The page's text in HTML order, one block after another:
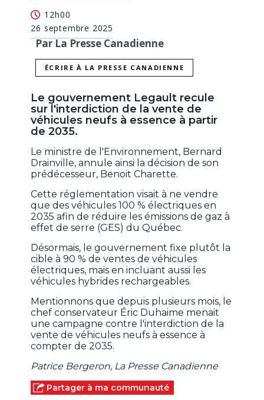
12h00
26 septembre 2025
Par La Presse Canadienne
ÉCRIRE À LA PRESSE CANADIENNE
Le gouvernement Legault recule
sur l'interdiction de la vente de
véhicules neufs à essence à partir
de 2035.
Le ministre de l'Environnement, Bernard
Drainville, annule ainsi la décision de son
prédécesseur, Benoit Charette.
Cette réglementation visait à ne vendre
que des véhicules 100 % électriques en
2035 afin de réduire les émissions de gaz à
effet de serre (GES) du Québec.
Désormais, le gouvernement fixe plutôt la
cible à 90 % de ventes de véhicules
électriques, mais en incluant aussi les
véhicules hybrides rechargeables.
Mentionnons que depuis plusieurs mois, le
chef conservateur Éric Duhaime menait
une campagne contre l'interdiction de la
vente de véhicules neufs à essence à
compter de 2035.
Patrice Bergeron, La Presse Canadienne
Partager à ma communauté